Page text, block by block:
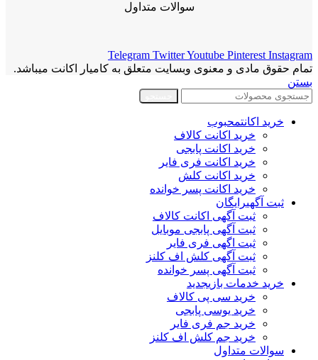
سوالات متداول
Telegram TwitterYoutube Pinterest Instagram
تمام حقوق مادی و معنوی وبسایت متعلق به کامیار اکانت میباشد.
بستن
خرید اکانتمحبوب
خرید اکانت کالاف
خرید اکانت پابجی
خرید اکانت فری فایر
خرید اکانت کلش
خرید اکانت پسر خوانده
ثبت آگهیرایگان
ثبت آگهی اکانت کالاف
ثبت آگهی پابجی موبایل
ثبت اگهی فری فایر
ثبت آگهی کلش اف کلنز
ثبت آگهی پسر خوانده
خرید خدمات بازیجدید
خرید سی پی کالاف
خرید یوسی پابجی
خرید جم فری فایر
خرید جم کلش اف کلنز
سوالات متداول